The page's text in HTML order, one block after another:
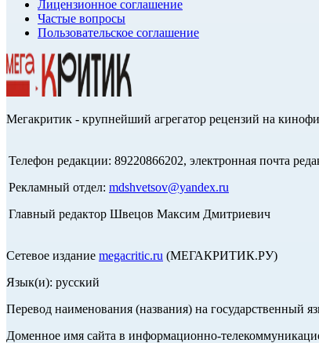
Лицензионное соглашение
Частые вопросы
Пользовательское соглашение
Мегакритик - крупнейший агрегатор рецензий на
Телефон редакции: 89220866202, электронная почта
Рекламный отдел: mdshvetsov@yandex.ru
Главный редактор Швецов Максим Дмитриевич
Сетевое издание megacritic.ru (МЕГАКРИТИК.РУ)
Язык(и): русский
Перевод наименования (названия) на государственный
Доменное имя сайта в информационно-